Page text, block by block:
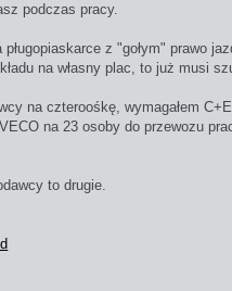
podczas pracy.
z "gołym" prawo
na własny plac, to już musi
na czteroośkę, wymagałem
na 23 osoby do przewozu
to drugie.